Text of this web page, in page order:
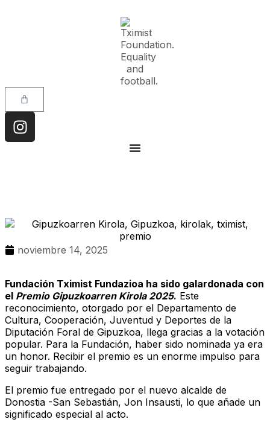
noviembre 14, 2025
Fundación Tximist Fundazioa ha sido galardonada con
el Premio Gipuzkoarren Kirola 2025. Este
reconocimiento, otorgado por el Departamento de
Cultura, Cooperación, Juventud y Deportes de la
Diputación Foral de Gipuzkoa, llega gracias a la votación
popular. Para la Fundación, haber sido nominada ya era
un honor. Recibir el premio es un enorme impulso para
seguir trabajando.
El premio fue entregado por el nuevo alcalde de
Donostia -San Sebastián, Jon Insausti, lo que añade un
significado especial al acto.